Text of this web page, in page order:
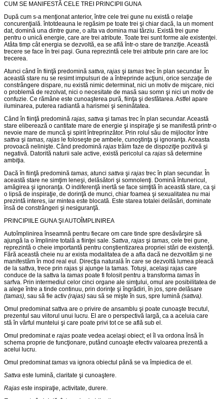
CUM SE MANIFESTĂ CELE TREI PRINCIPII GUNA
După cum s-a menţionat anterior, între cele trei gune nu există o relaţie
concurenţială. întotdeauna le regăsim pe toate trei şi chiar dacă, la un moment
dat, domină una dintre gune, o alta va domina mai târziu. Există trei gune
pentru o unică energie, care are trei atribute. Toate trei sunt forme ale existenţei.
Atâta timp cât energia se dezvoltă, ea se află într-o stare de tranziţie. Această
trecere se face în trei paşi. Guna reprezintă cele trei atribute prin care are loc
trecerea.
Atunci când în fiinţă predomină sattva, rajas şi tamas trec în plan secundar. În
această stare nu se resimt impulsuri de a întreprinde acţiuni, orice senzaţie de
constrângere dispare, nu există nimic determinat, nici un motiv de mişcare, nici
o problemă de rezolvat, nici o nece­sitate de masă sau somn şi nici un motiv de
confuzie. Ce rămâne este cunoaşterea pură, fiinţa şi desfătarea. Astfel apare
iluminarea, puterea radiantă a harismei şi seninătatea.
Când în fiinţă predomină rajas, sattva şi tamas trec în plan secundar. Această
stare eliberează o cantitate mare de energie şi inspiraţie şi se manifestă printr-o
nevoie mare de muncă şi spirit întreprinzător. Prin rolul său de mijlocitor între
sattva şi tamas, rajas le foloseşte pe ambele, cunoştinţa şi ignoranţa. Aceasta
provoacă nelinişte. Când predomină rajas trăim faze de dispoziţie pozitivă şi
negativă. Datorită naturii sale active, există pericolul ca rajas să determine
ambiţia.
Dacă în fiinţă predomină tamas, atunci sattva şi rajas trec în plan secundar. În
această stare ne simţim leneşi, delăsători şi somnolenţi. Domină întunericul,
amăgirea şi ignoranţa. O indiferenţă inertă se face simţită în această stare, ca şi
o lipsă de inspiraţie, de dorinţă de munci, chiar foamea şi sexualitatea nu mai
prezintă interes, iar mintea este blocată. Este starea totalei delăsări, dominate
însă de constrângeri şi nesiguranţă.
PRINCIPIILE GUNA ŞI AUTOÎMPLINIREA
Autoîmplinirea înseamnă pentru fiecare om care tinde spre desăvârşire să
ajungă la o împlinire totală a fiinţei sale. Sattva, rajas şi tamas, cele trei gune,
reprezintă o cheie importantă pentru conştientizarea propriei stări de existenţă.
Fără această cheie nu ar exista modalitatea de a afla dacă ne dezvoltăm şi ne
manifestăm în mod real eul. Direcţia naturală în care se dezvoltă lumea pleacă
de la sattva, trece prin rajas şi ajunge la tamas. Totuşi, acelaşi rajas care
conduce de la sattva la tamas poate fi folosit pentru a trans­forma tamas în
sarfva. Prin intermediul celor cinci organe ale simţu­lui, omul are posibilitatea de
a alege între a tinde continuu, prin dorinţe şi îngrădiri, în jos, spre delăsare
(tamas), sau să fie activ (rajas) sau să se mişte în sus, spre lumină (sattva).
Omul predominat sattva are o privire de ansamblu şi poate cunoaşte trecutul,
prezentul sau viitorul unui lucru. El are o pers­pectivă largă, ca a aceluia care
stă în vârful muntelui şi care poate privi tot ce se află sub el.
Omul predominat e rajas poate vedea acelaşi obiect; el îl va ordona însă în
schema proprie de funcţionare, putând cunoaşte efectiv valoarea prezentă a
acelui lucru.
Omul predominattamas va ignora obiectul până se va împiedi­ca de el.
Sattva este lumină, claritate şi cunoaştere.
Rajas este inspiraţie, activitate, durere.